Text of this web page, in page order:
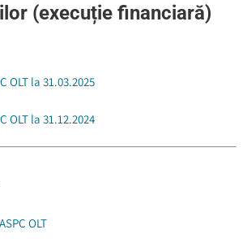
(execuție financiară)
OLT la 31.03.2025
OLT la 31.12.2024
OLT